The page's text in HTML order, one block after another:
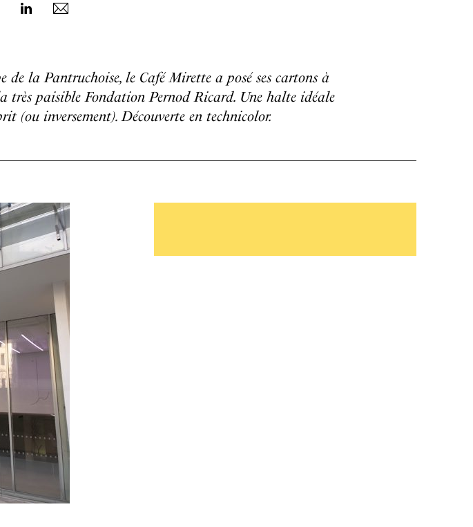
la Pantruchoise, le Café Mirette a posé ses cartons à
très paisible Fondation Pernod Ricard. Une halte idéale
(ou inversement). Découverte en technicolor.